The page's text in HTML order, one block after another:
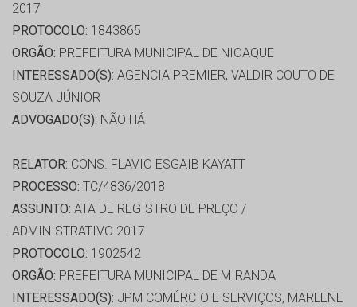
2017
PROTOCOLO: 1843865
ORGÃO: PREFEITURA MUNICIPAL DE NIOAQUE
INTERESSADO(S): AGENCIA PREMIER, VALDIR COUTO DE
SOUZA JÚNIOR
ADVOGADO(S): NÃO HÁ
RELATOR: CONS. FLAVIO ESGAIB KAYATT
PROCESSO: TC/4836/2018
ASSUNTO: ATA DE REGISTRO DE PREÇO /
ADMINISTRATIVO 2017
PROTOCOLO: 1902542
ORGÃO: PREFEITURA MUNICIPAL DE MIRANDA
INTERESSADO(S): JPM COMÉRCIO E SERVIÇOS, MARLENE